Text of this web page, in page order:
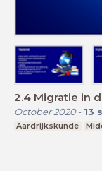
2.4 Migratie in
October 2020- 13
Aardrijkskunde